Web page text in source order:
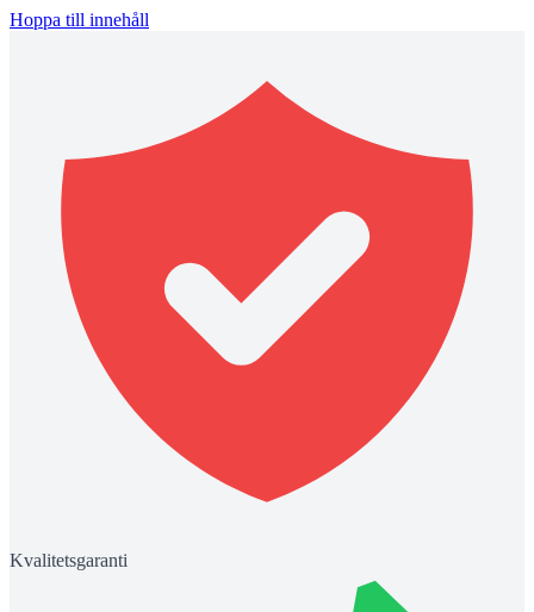
Hoppa till innehåll
Kvalitetsgaranti